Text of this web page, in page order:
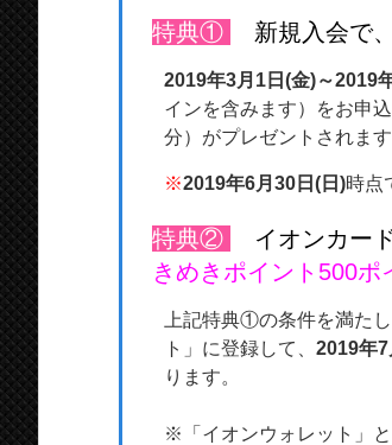
特典① 新規入会で、
2019年3月1日(金)～2019
インを含みます）をお申
分）がプレゼントされます
※2019年6月30日(日)時点
特典② イオンカー
きめきポイント500ポ
上記特典①の条件を満た
ト」に登録して、 2019年
ります。
※「イオンウォレット」